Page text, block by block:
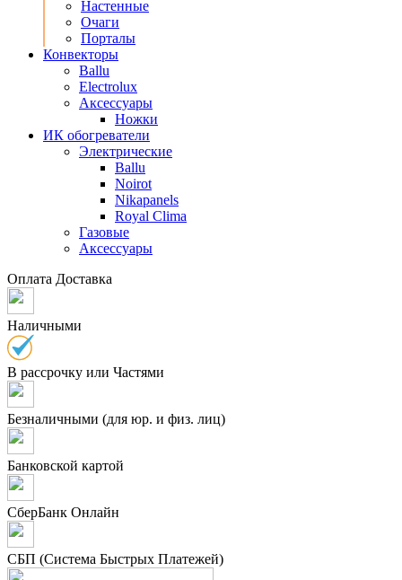
Настенные
Очаги
Порталы
Конвекторы
Ballu
Electrolux
Аксессуары
Ножки
ИК обогреватели
Электрические
Ballu
Noirot
Nikapanels
Royal Clima
Газовые
Аксессуары
Оплата Доставка
Наличными
В рассрочку или Частями
Безналичными (для юр. и физ. лиц)
Банковской картой
СберБанк Онлайн
СБП (Система Быстрых Платежей)